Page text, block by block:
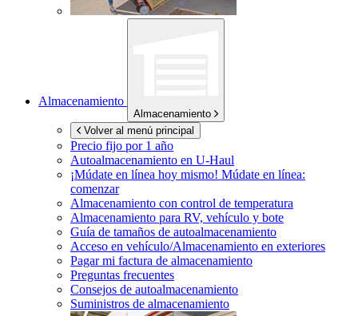
Almacenamiento
Almacenamiento
Volver al menú principal
Precio fijo por 1 año
Autoalmacenamiento en U-Haul
¡Múdate en línea hoy mismo! Múdate en línea:
comenzar
Almacenamiento con control de temperatura
Almacenamiento para RV, vehículo y bote
Guía de tamaños de autoalmacenamiento
Acceso en vehículo/Almacenamiento en exteriores
Pagar mi factura de almacenamiento
Preguntas frecuentes
Consejos de autoalmacenamiento
Suministros de almacenamiento